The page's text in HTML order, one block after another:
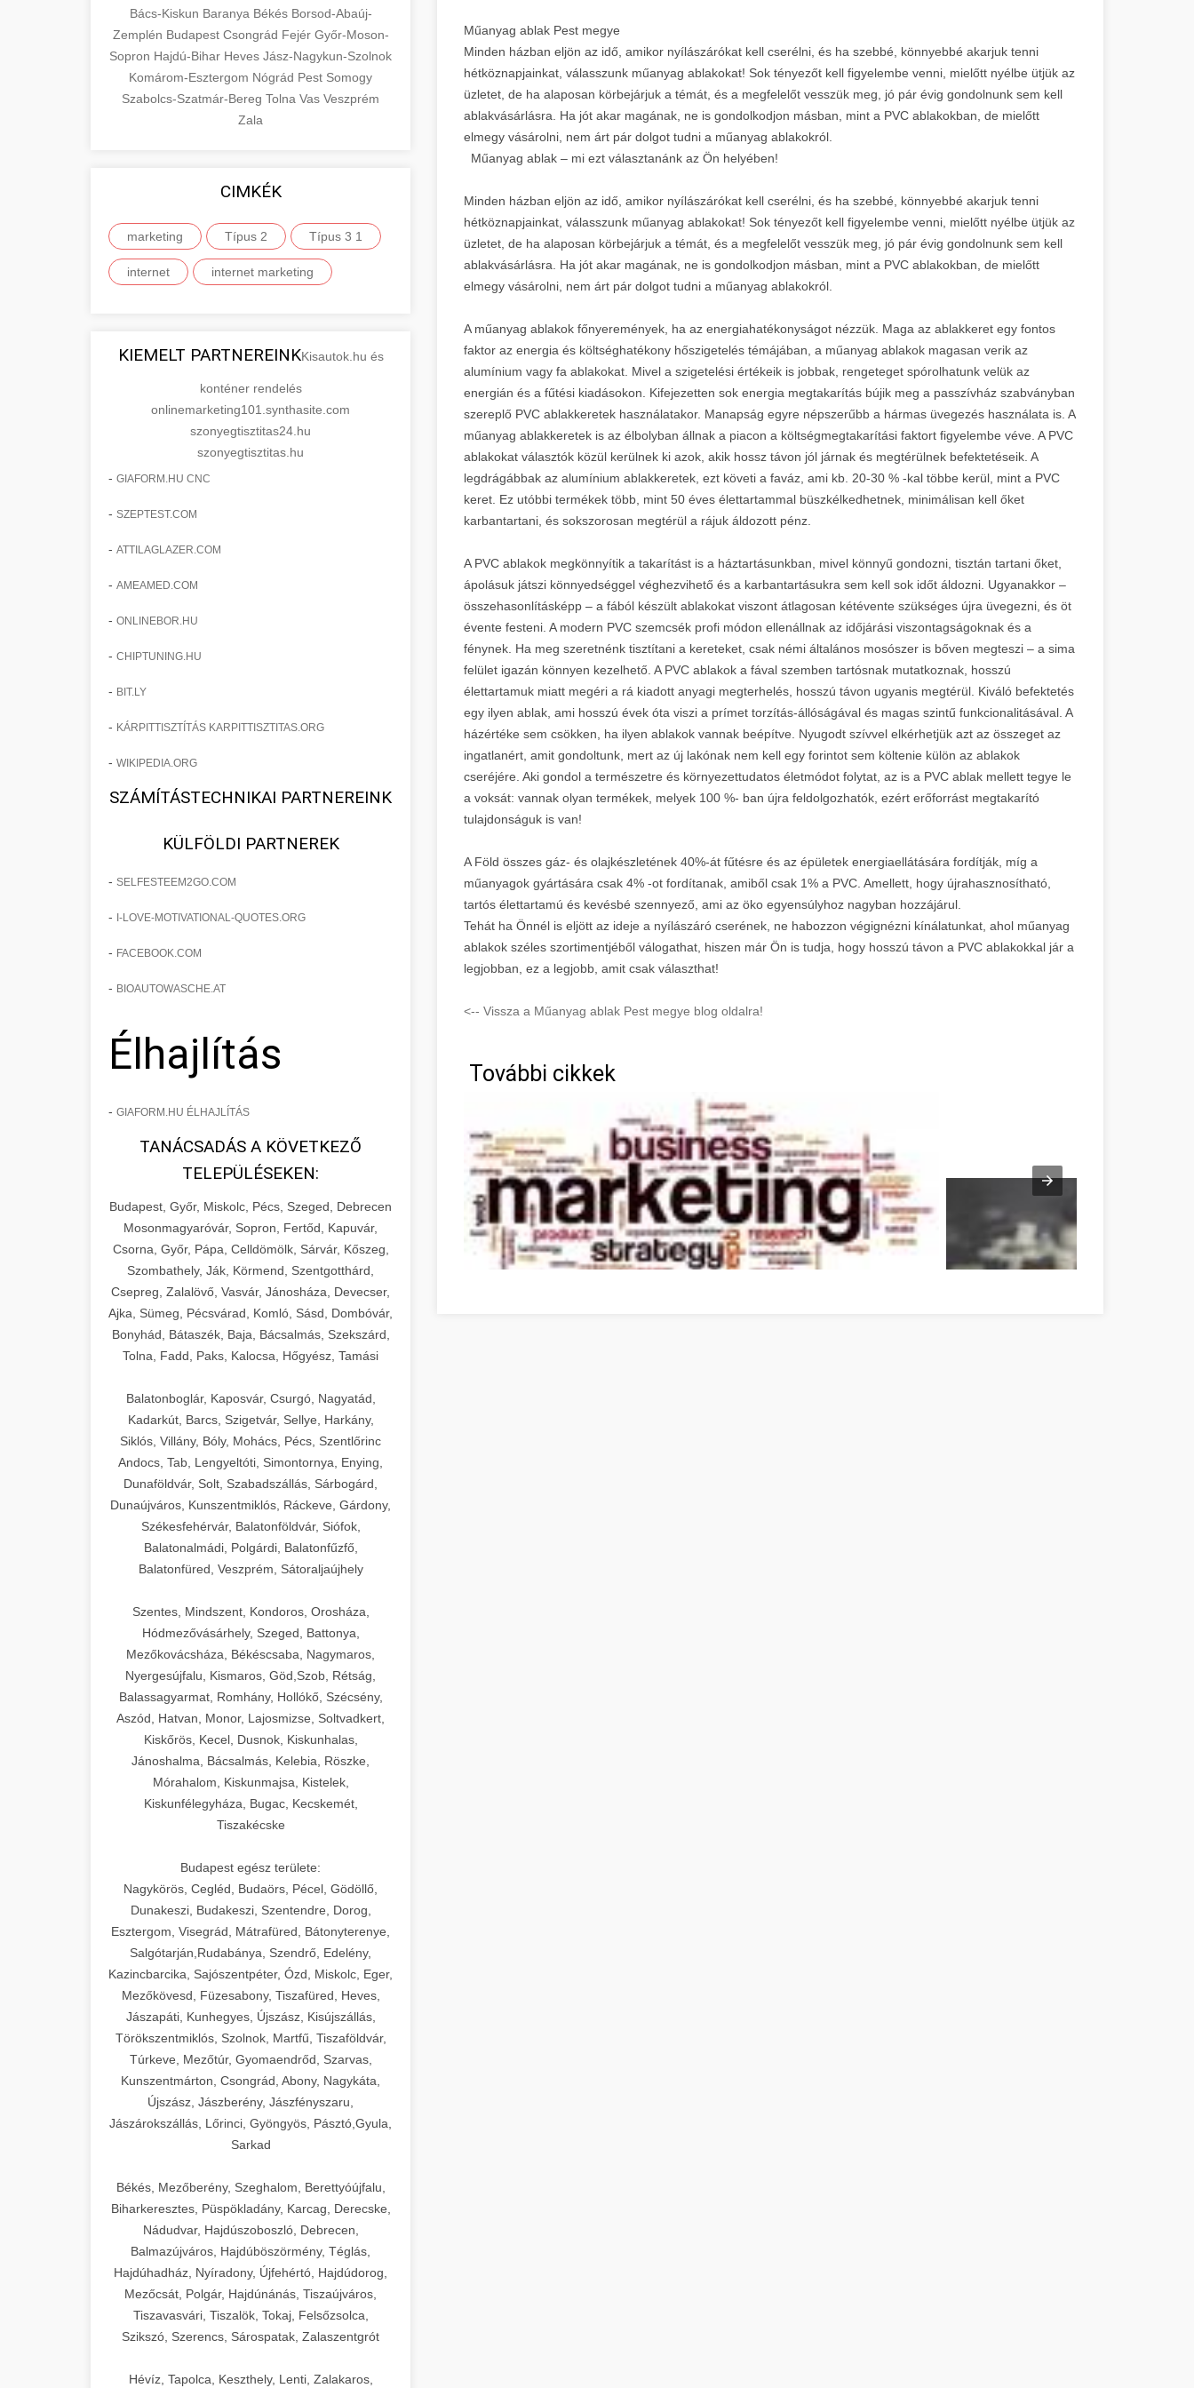
Bács-Kiskun Baranya Békés Borsod-Abaúj-
Zemplén Budapest Csongrád Fejér Győr-Moson-
Sopron Hajdú-Bihar Heves Jász-Nagykun-Szolnok
Komárom-Esztergom Nógrád Pest Somogy
Szabolcs-Szatmár-Bereg Tolna Vas Veszprém
Zala
CIMKÉK
marketing Típus 2 Típus 3 1
internet internet marketing
KIEMELT PARTNEREINKKisautok.hu és
konténer rendelés
onlinemarketing101.synthasite.com
szonyegtisztitas24.hu
szonyegtisztitas.hu
- GIAFORM.HU CNC
- SZEPTEST.COM
- ATTILAGLAZER.COM
- AMEAMED.COM
- ONLINEBOR.HU
- CHIPTUNING.HU
- BIT.LY
- KÁRPITTISZTÍTÁS KARPITTISZTITAS.ORG
- WIKIPEDIA.ORG
SZÁMÍTÁSTECHNIKAI PARTNEREINK
KÜLFÖLDI PARTNEREK
- SELFESTEEM2GO.COM
- I-LOVE-MOTIVATIONAL-QUOTES.ORG
- FACEBOOK.COM
- BIOAUTOWASCHE.AT
Élhajlítás
- GIAFORM.HU ÉLHAJLÍTÁS
TANÁCSADÁS A KÖVETKEZŐ
TELEPÜLÉSEKEN:
Budapest, Győr, Miskolc, Pécs, Szeged, Debrecen
Mosonmagyaróvár, Sopron, Fertőd, Kapuvár,
Csorna, Győr, Pápa, Celldömölk, Sárvár, Kőszeg,
Szombathely, Ják, Körmend, Szentgotthárd,
Csepreg, Zalalövő, Vasvár, Jánosháza, Devecser,
Ajka, Sümeg, Pécsvárad, Komló, Sásd, Dombóvár,
Bonyhád, Bátaszék, Baja, Bácsalmás, Szekszárd,
Tolna, Fadd, Paks, Kalocsa, Hőgyész, Tamási
Balatonboglár, Kaposvár, Csurgó, Nagyatád,
Kadarkút, Barcs, Szigetvár, Sellye, Harkány,
Siklós, Villány, Bóly, Mohács, Pécs, Szentlőrinc
Andocs, Tab, Lengyeltóti, Simontornya, Enying,
Dunaföldvár, Solt, Szabadszállás, Sárbogárd,
Dunaújváros, Kunszentmiklós, Ráckeve, Gárdony,
Székesfehérvár, Balatonföldvár, Siófok,
Balatonalmádi, Polgárdi, Balatonfűzfő,
Balatonfüred, Veszprém, Sátoraljaújhely
Szentes, Mindszent, Kondoros, Orosháza,
Hódmezővásárhely, Szeged, Battonya,
Mezőkovácsháza, Békéscsaba, Nagymaros,
Nyergesújfalu, Kismaros, Göd,Szob, Rétság,
Balassagyarmat, Romhány, Hollókő, Szécsény,
Aszód, Hatvan, Monor, Lajosmizse, Soltvadkert,
Kiskőrös, Kecel, Dusnok, Kiskunhalas,
Jánoshalma, Bácsalmás, Kelebia, Röszke,
Mórahalom, Kiskunmajsa, Kistelek,
Kiskunfélegyháza, Bugac, Kecskemét,
Tiszakécske
Budapest egész területe:
Nagykörös, Cegléd, Budaörs, Pécel, Gödöllő,
Dunakeszi, Budakeszi, Szentendre, Dorog,
Esztergom, Visegrád, Mátrafüred, Bátonyterenye,
Salgótarján,Rudabánya, Szendrő, Edelény,
Kazincbarcika, Sajószentpéter, Ózd, Miskolc, Eger,
Mezőkövesd, Füzesabony, Tiszafüred, Heves,
Jászapáti, Kunhegyes, Újszász, Kisújszállás,
Törökszentmiklós, Szolnok, Martfű, Tiszaföldvár,
Túrkeve, Mezőtúr, Gyomaendrőd, Szarvas,
Kunszentmárton, Csongrád, Abony, Nagykáta,
Újszász, Jászberény, Jászfényszaru,
Jászárokszállás, Lőrinci, Gyöngyös, Pásztó,Gyula,
Sarkad
Békés, Mezőberény, Szeghalom, Berettyóújfalu,
Biharkeresztes, Püspökladány, Karcag, Derecske,
Nádudvar, Hajdúszoboszló, Debrecen,
Balmazújváros, Hajdúböszörmény, Téglás,
Hajdúhadház, Nyíradony, Újfehértó, Hajdúdorog,
Mezőcsát, Polgár, Hajdúnánás, Tiszaújváros,
Tiszavasvári, Tiszalök, Tokaj, Felsőzsolca,
Szikszó, Szerencs, Sárospatak, Zalaszentgrót
Hévíz, Tapolca, Keszthely, Lenti, Zalakaros,
Műanyag ablak Pest megye
Minden házban eljön az idő, amikor nyílászárókat kell cserélni, és ha szebbé, könnyebbé akarjuk tenni
hétköznapjainkat, válasszunk műanyag ablakokat! Sok tényezőt kell figyelembe venni, mielőtt nyélbe ütjük az
üzletet, de ha alaposan körbejárjuk a témát, és a megfelelőt vesszük meg, jó pár évig gondolnunk sem kell
ablakvásárlásra. Ha jót akar magának, ne is gondolkodjon másban, mint a PVC ablakokban, de mielőtt
elmegy vásárolni, nem árt pár dolgot tudni a műanyag ablakokról.
Műanyag ablak – mi ezt választanánk az Ön helyében!
Minden házban eljön az idő, amikor nyílászárókat kell cserélni, és ha szebbé, könnyebbé akarjuk tenni
hétköznapjainkat, válasszunk műanyag ablakokat! Sok tényezőt kell figyelembe venni, mielőtt nyélbe ütjük az
üzletet, de ha alaposan körbejárjuk a témát, és a megfelelőt vesszük meg, jó pár évig gondolnunk sem kell
ablakvásárlásra. Ha jót akar magának, ne is gondolkodjon másban, mint a PVC ablakokban, de mielőtt
elmegy vásárolni, nem árt pár dolgot tudni a műanyag ablakokról.
A műanyag ablakok főnyeremények, ha az energiahatékonyságot nézzük. Maga az ablakkeret egy fontos
faktor az energia és költséghatékony hőszigetelés témájában, a műanyag ablakok magasan verik az
alumínium vagy fa ablakokat. Mivel a szigetelési értékeik is jobbak, rengeteget spórolhatunk velük az
energián és a fűtési kiadásokon. Kifejezetten sok energia megtakarítás bújik meg a passzívház szabványban
szereplő PVC ablakkeretek használatakor. Manapság egyre népszerűbb a hármas üvegezés használata is. A
műanyag ablakkeretek is az élbolyban állnak a piacon a költségmegtakarítási faktort figyelembe véve. A PVC
ablakokat választók közül kerülnek ki azok, akik hossz távon jól járnak és megtérülnek befektetéseik. A
legdrágábbak az alumínium ablakkeretek, ezt követi a faváz, ami kb. 20-30 % -kal többe kerül, mint a PVC
keret. Ez utóbbi termékek több, mint 50 éves élettartammal büszkélkedhetnek, minimálisan kell őket
karbantartani, és sokszorosan megtérül a rájuk áldozott pénz.
A PVC ablakok megkönnyítik a takarítást is a háztartásunkban, mivel könnyű gondozni, tisztán tartani őket,
ápolásuk játszi könnyedséggel véghezvihető és a karbantartásukra sem kell sok időt áldozni. Ugyanakkor –
összehasonlításképp – a fából készült ablakokat viszont átlagosan kétévente szükséges újra üvegezni, és öt
évente festeni. A modern PVC szemcsék profi módon ellenállnak az időjárási viszontagságoknak és a
fénynek. Ha meg szeretnénk tisztítani a kereteket, csak némi általános mosószer is bőven megteszi – a sima
felület igazán könnyen kezelhető. A PVC ablakok a fával szemben tartósnak mutatkoznak, hosszú
élettartamuk miatt megéri a rá kiadott anyagi megterhelés, hosszú távon ugyanis megtérül. Kiváló befektetés
egy ilyen ablak, ami hosszú évek óta viszi a prímet torzítás-állóságával és magas szintű funkcionalitásával. A
házértéke sem csökken, ha ilyen ablakok vannak beépítve. Nyugodt szívvel elkérhetjük azt az összeget az
ingatlanért, amit gondoltunk, mert az új lakónak nem kell egy forintot sem költenie külön az ablakok
cseréjére. Aki gondol a természetre és környezettudatos életmódot folytat, az is a PVC ablak mellett tegye le
a voksát: vannak olyan termékek, melyek 100 %- ban újra feldolgozhatók, ezért erőforrást megtakarító
tulajdonságuk is van!
A Föld összes gáz- és olajkészletének 40%-át fűtésre és az épületek energiaellátására fordítják, míg a
műanyagok gyártására csak 4% -ot fordítanak, amiből csak 1% a PVC. Amellett, hogy újrahasznosítható,
tartós élettartamú és kevésbé szennyező, ami az öko egyensúlyhoz nagyban hozzájárul.
Tehát ha Önnél is eljött az ideje a nyílászáró cserének, ne habozzon végignézni kínálatunkat, ahol műanyag
ablakok széles szortimentjéből válogathat, hiszen már Ön is tudja, hogy hosszú távon a PVC ablakokkal jár a
legjobban, ez a legjobb, amit csak választhat!
<-- Vissza a Műanyag ablak Pest megye blog oldalra!
További cikkek